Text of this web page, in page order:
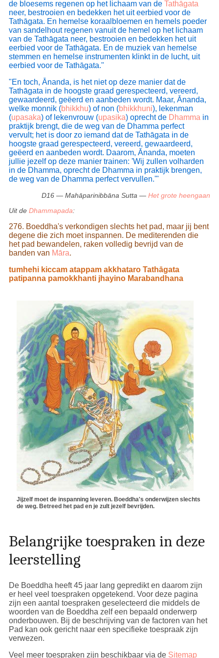
dieperenbreder. Door daarnaast te oefenen
wordt elke factor steedskrachtigerin je totdat
het Pad op den duur volledig in je ontwikkeld is.
Dan is het doel bereikt, het einde van alle lijden.
uitdrukking pīti impliceert 'drinken'. Maar hier
betekent het drinken: 'iemands leven geheel laten
vervullen door de Leer'.
Er was een monnik genaamdMaha Kappina, die de
gehele dag "Oh, wat een geluk! Wat een geluk!" riep.
De monniken hoorden hem dat zo vaak per dag
zeggen, dat zij het aan de Boeddha vertelden. De
Boeddha zei tegen hen: "Mijn zoon Kappina, heeft
de smaak van deDhammageproefd, en leeft met
een zuivere geest. Het is uit verrukking dat hij deze
woorden uitroept, die verwijzen naarNibbāna ."
(Dhp079)
Jezelf van alles opleggen is je zelf aan banden
leggen, innerlijke slavernij.De middenwegis de
weg vanvrijheiden vanniet-dwang, een
natuurlijkemethode waarmee afgerekend
de bloesems regenen op het lichaam van de Tathāgata
neer, bestrooien en bedekken het uit eerbied voor de
Tathāgata. En hemelse koraalbloemen en hemels poeder
van sandelhout regenen vanuit de hemel op het lichaam
van de Tathāgata neer, bestrooien en bedekken het uit
eerbied voor de Tathāgata. En de muziek van hemelse
stemmen en hemelse instrumenten klinkt in de lucht, uit
eerbied voor de Tathāgata."
"En toch, Ānanda, is het niet op deze manier dat de
Tathāgata in de hoogste graad gerespecteerd, vereerd,
gewaardeerd, geëerd en aanbeden wordt. Maar, Ānanda,
welke monnik (bhikkhu) of non (bhikkhuni), lekenman
(upasaka) of lekenvrouw (upasika) oprecht de Dhamma in
praktijk brengt, die de weg van de Dhamma perfect
vervult; het is door zo iemand dat de Tathāgata in de
hoogste graad gerespecteerd, vereerd, gewaardeerd,
geëerd en aanbeden wordt. Daarom, Ānanda, moeten
jullie jezelf op deze manier trainen: 'Wij zullen volharden
in de Dhamma, oprecht de Dhamma in praktijk brengen,
de weg van de Dhamma perfect vervullen.'"
D16 — Mahāparinibbāna Sutta —Het grote heengaan
Uit de Dhammapada:
276. Boeddha's verkondigen slechts het pad, maar jij bent
degene die zich moet inspannen. De mediterenden die
het pad bewandelen, raken volledig bevrijd van de
banden van Māra.
tumhehi kiccam atappam akkhataro Tathāgata
patipanna pamokkhanti jhayino Marabandhana
Jijzelf moet de inspanning leveren. Boeddha's onderwijzen slechts
de weg. Betreed het pad en je zult jezelf bevrijden.
Belangrijke toespraken in deze
leerstelling
De Boeddha heeft 45 jaar lang gepredikt en daarom zijn
er heel veel toespraken opgetekend. Voor deze pagina
zijn een aantal toespraken geselecteerd die middels de
woorden van de Boeddha zelf een bepaald onderwerp
onderbouwen. Bij de beschrijving van de factoren van het
Pad kan ook gericht naar een specifieke toespraak zijn
verwezen.
Veel meer toespraken zijn beschikbaar via de Sitemap